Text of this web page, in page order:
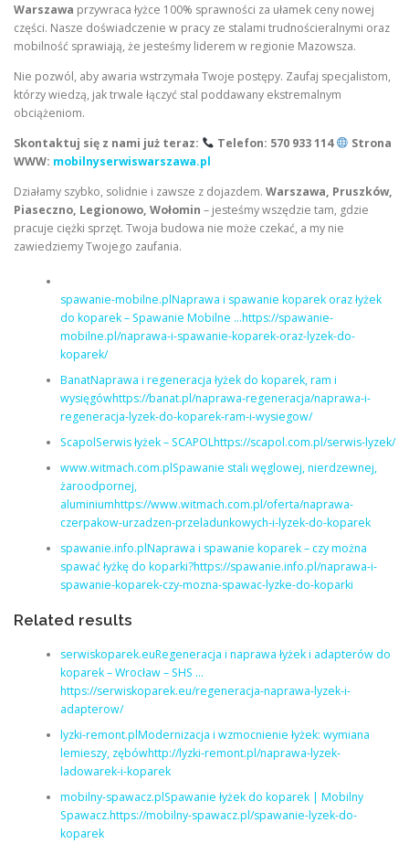
Warszawa przywraca łyżce 100% sprawności za ułamek ceny nowej
części. Nasze doświadczenie w pracy ze stalami trudnościeralnymi oraz
mobilność sprawiają, że jesteśmy liderem w regionie Mazowsza.
Nie pozwól, aby awaria wstrzymała Twoje postępy. Zaufaj specjalistom,
którzy wiedzą, jak trwale łączyć stal poddawany ekstremalnym
obciążeniom.
Skontaktuj się z nami już teraz:
Telefon: 570 933 114
Strona
WWW: mobilnyserwiswarszawa.pl
Działamy szybko, solidnie i zawsze z dojazdem. Warszawa, Pruszków,
Piaseczno, Legionowo, Wołomin – jesteśmy wszędzie tam, gdzie
pracuje ciężki sprzęt. Twoja budowa nie może czekać, a my nie
zawiedziemy Twojego zaufania.
spawanie-mobilne.plNaprawa i spawanie koparek oraz łyżek
do koparek – Spawanie Mobilne …https://spawanie-
mobilne.pl/naprawa-i-spawanie-koparek-oraz-lyzek-do-
koparek/
BanatNaprawa i regeneracja łyżek do koparek, ram i
wysięgówhttps://banat.pl/naprawa-regeneracja/naprawa-i-
regeneracja-lyzek-do-koparek-ram-i-wysiegow/
ScapolSerwis łyżek – SCAPOLhttps://scapol.com.pl/serwis-lyzek/
www.witmach.com.plSpawanie stali węglowej, nierdzewnej,
żaroodpornej,
aluminiumhttps://www.witmach.com.pl/oferta/naprawa-
czerpakow-urzadzen-przeladunkowych-i-lyzek-do-koparek
spawanie.info.plNaprawa i spawanie koparek – czy można
spawać łyżkę do koparki?https://spawanie.info.pl/naprawa-i-
spawanie-koparek-czy-mozna-spawac-lyzke-do-koparki
Related results
serwiskoparek.euRegeneracja i naprawa łyżek i adapterów do
koparek – Wrocław – SHS …
https://serwiskoparek.eu/regeneracja-naprawa-lyzek-i-
adapterow/
lyzki-remont.plModernizacja i wzmocnienie łyżek: wymiana
lemieszy, zębówhttp://lyzki-remont.pl/naprawa-lyzek-
ladowarek-i-koparek
mobilny-spawacz.plSpawanie łyżek do koparek | Mobilny
Spawacz.https://mobilny-spawacz.pl/spawanie-lyzek-do-
koparek